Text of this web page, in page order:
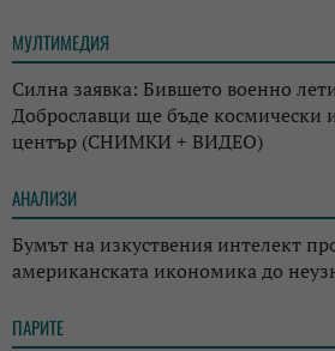
МУЛТИМЕДИЯ
Силна заявка: Бившето военно
Доброславци ще бъде космически
център (СНИМКИ + ВИДЕО)
АНАЛИЗИ
Бумът на изкуствения интелект
американската икономика до
ПАРИТЕ